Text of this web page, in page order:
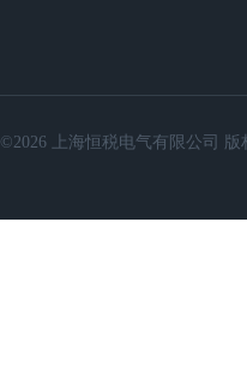
©2026 上海恒税电气有限公司 版